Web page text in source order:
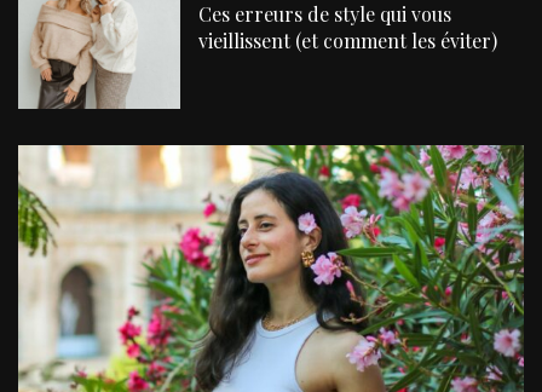
Ces erreurs de style qui vous
vieillissent (et comment les éviter)